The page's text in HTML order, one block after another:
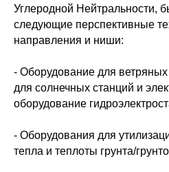
Углеродной Нейтральности,
следующие перспективные
направления и ниши:
- Оборудование для ветряных
для солнечных станций и
оборудование
- Оборудования для
тепла и теплоты грунта/